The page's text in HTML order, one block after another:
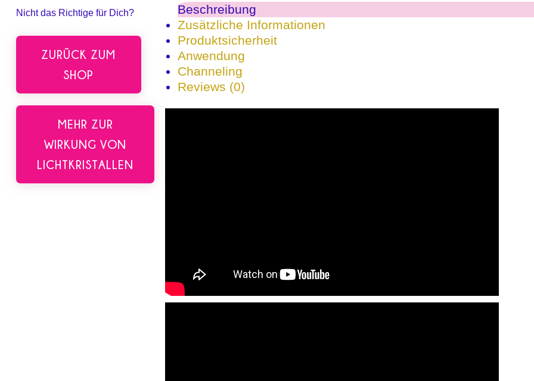
Nicht das Richtige für Dich?
ZURÜCK ZUM
SHOP
MEHR ZUR
WIRKUNG VON
LICHTKRISTALLEN
Beschreibung
Zusätzliche Informationen
Produktsicherheit
Anwendung
Channeling
Reviews (0)